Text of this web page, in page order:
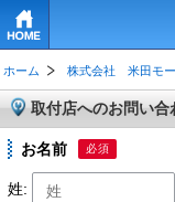
ホーム 株式会社 米田モ
取付店へのお問い合
お名前 必須
姓: